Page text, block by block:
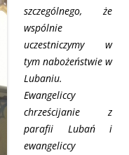
szczególnego, że
wspólnie
uczestniczymy w
tym nabożeństwie w
Lubaniu.
Ewangeliccy
chrześcijanie z
parafii Lubań i
ewangeliccy